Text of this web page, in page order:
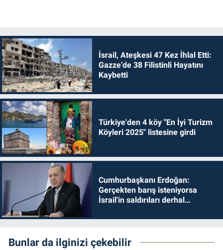
İsrail, Ateşkesi 47 Kez İhlal Etti:
Gazze’de 38 Filistinli Hayatını
Kaybetti
Türkiye'den 4 köy "En İyi Turizm
Köyleri 2025" listesine girdi
Cumhurbaşkanı Erdoğan:
Gerçekten barış isteniyorsa
İsrail'in saldırıları derhal
Bunlar da ilginizi çekebilir